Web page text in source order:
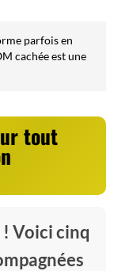
parfois en
cachée est une
tout
Voici cinq